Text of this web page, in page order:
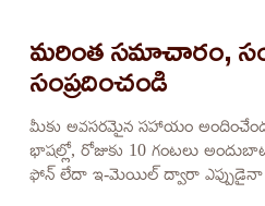
మరింత సమాచారం,
సంప్రదించండి
మీకు అవసరమైన సహాయం
భాషల్లో, రోజుకు 10 గంటలు
ఫోన్ లేదా ఇ-మెయిల్ ద్వారా ఎప్పుడైనా